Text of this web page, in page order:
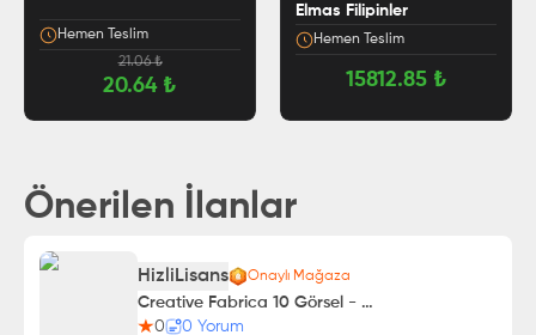
Hemen Teslim
21.06₺
20.64₺
Elmas Filipinler
Hemen Teslim
15812.85₺
Önerilen İlanlar
HizliLisans Onaylı Mağaza
Creative Fabrica 10 Görsel - 1 Aylık
0
0 Yorum